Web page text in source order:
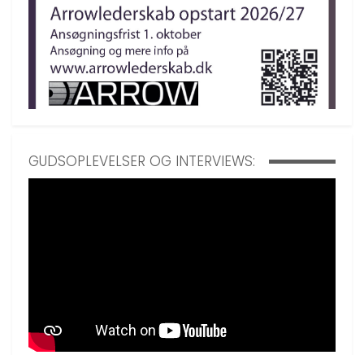
GUDSOPLEVELSER OG INTERVIEWS: